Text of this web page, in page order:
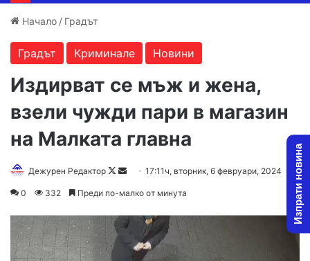
Начало / Градът
Градът Криминале Новини
Издирват се мъж и жена,
взели чужди пари в магазин
на Малката главна
Дежурен Редактор
Follow
Send17:11ч, вторник, 6 февруари, 2024
0 332 Преди по-малко от минута Изпрати новина